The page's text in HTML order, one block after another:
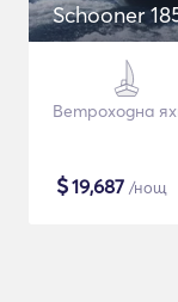
Schooner
Ветроходна
$19,687 /нощ